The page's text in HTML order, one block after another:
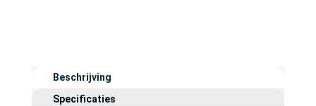
Beschrijving
Specificaties